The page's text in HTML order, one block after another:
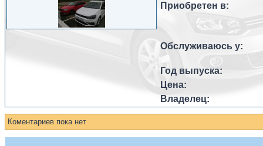
Приобретен в:
Обслуживаюсь у:
Год выпуска:
Цена:
Владелец:
Коментариев пока нет